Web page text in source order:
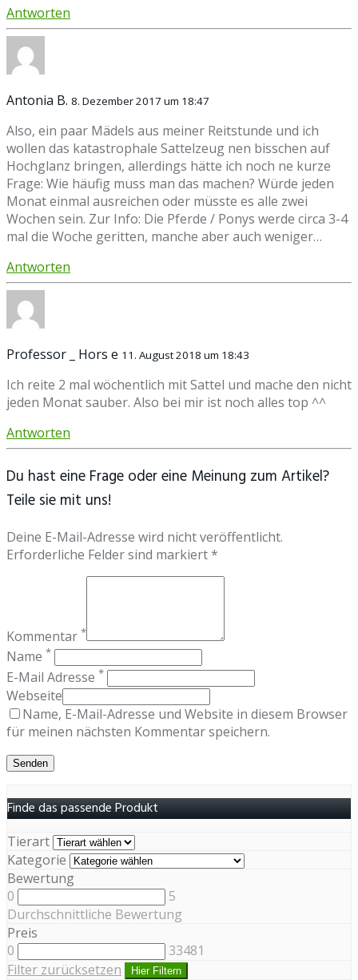
Antworten
Antonia B. 8. Dezember 2017 um 18:47
Also, ein paar Mädels aus meiner Reitstunde und ich
wollen das katastrophale Sattelzeug nen bisschen auf
Hochglanz bringen, allerdings hätte ich noch ne kurze
Frage: Wie häufig muss man das machen? Würde jeden
Monat einmal ausreichen oder müsste es alle zwei
Wochen sein. Zur Info: Die Pferde / Ponys werde circa 3-4
mal die Woche geritten, manche aber auch weniger…
Antworten
Professor _ Hors e 11. August 2018 um 18:43
Ich reite 2 mal wöchentlich mit Sattel und mache den nicht
jeden Monat sauber. Also bei mir ist noch alles top ^^
Antworten
Du hast eine Frage oder eine Meinung zum Artikel?
Teile sie mit uns!
Deine E-Mail-Adresse wird nicht veröffentlicht.
Erforderliche Felder sind markiert *
Kommentar *
Name *
E-Mail Adresse *
Webseite
Name, E-Mail-Adresse und Website in diesem Browser
für meinen nächsten Kommentar speichern.
Finde das passende Produkt
Tierart
Kategorie
Bewertung
0
5
Durchschnittliche Bewertung
Preis
0
33481
Filter zurücksetzen
Hier Filtern